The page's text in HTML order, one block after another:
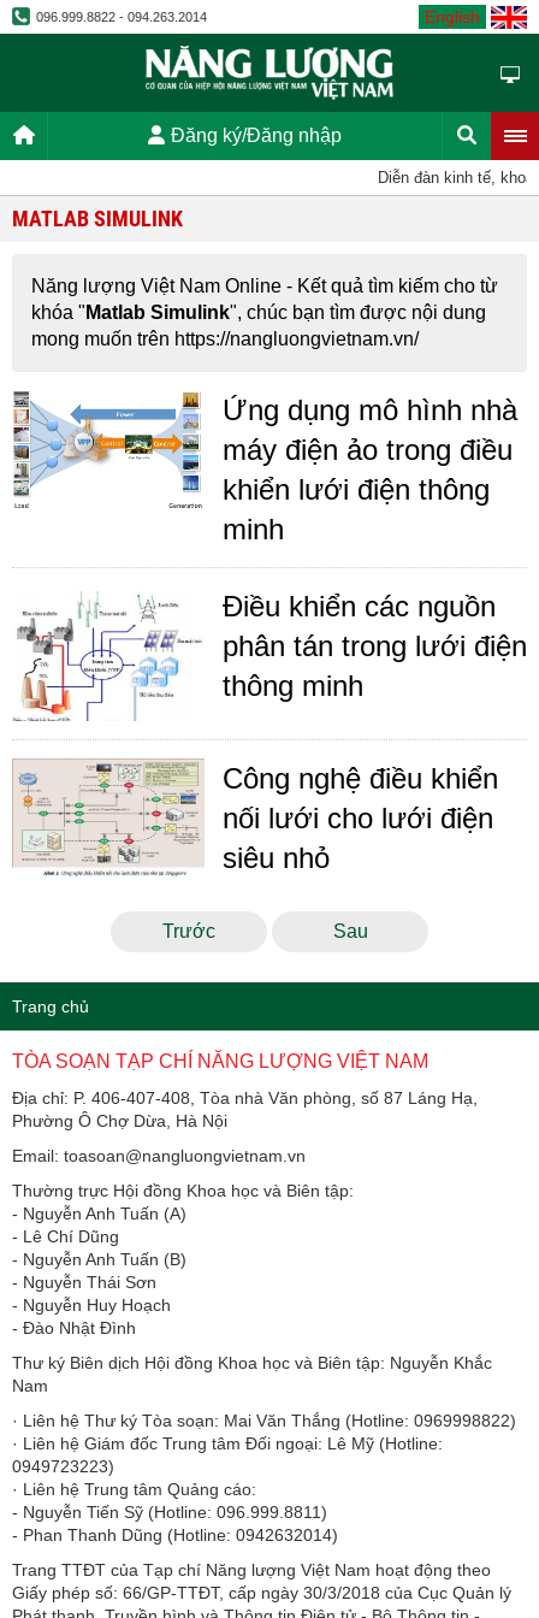
096.999.8822 - 094.263.2014 English
Đăng ký/Đăng nhập
Diễn đàn kinh tế,
MATLAB SIMULINK
Năng lượng Việt Nam Online - Kết quả tìm kiếm cho từ
khóa " Matlab Simulink", chúc bạn tìm được nội dung
mong muốn trên https://nangluongvietnam.vn/
Ứng dụng mô hình nhà
máy điện ảo trong điều
khiển lưới điện thông
minh
Điều khiển các nguồn
phân tán trong lưới điện
thông minh
Công nghệ điều khiển
nối lưới cho lưới điện
siêu nhỏ
Trước Sau
Trang chủ
TÒA SOẠN TẠP CHÍ NĂNG LƯỢNG VIỆT NAM
Địa chỉ: P. 406-407-408, Tòa nhà Văn phòng, số 87 Láng Hạ,
Phường Ô Chợ Dừa, Hà Nội
Email: toasoan@nangluongvietnam.vn
Thường trực Hội đồng Khoa học và Biên tập:
​​​​​​- Nguyễn Anh Tuấn (A)
- Lê Chí Dũng
- Nguyễn Anh Tuấn (B)
- Nguyễn Thái Sơn
- Nguyễn Huy Hoạch
- Đào Nhật Đình
Thư ký Biên dịch Hội đồng Khoa học và Biên tập: Nguyễn Khắc
Nam
· Liên hệ Thư ký Tòa soạn: Mai Văn Thắng (Hotline: 0969998822)
· Liên hệ Giám đốc Trung tâm Đối ngoại: Lê Mỹ (Hotline:
0949723223)
· Liên hệ Trung tâm Quảng cáo:
- Nguyễn Tiến Sỹ (Hotline: 096.999.8811)
- Phan Thanh Dũng (Hotline: 0942632014)
Trang TTĐT của Tạp chí Năng lượng Việt Nam hoạt động theo
Giấy phép số: 66/GP-TTĐT, cấp ngày 30/3/2018 của Cục Quản lý